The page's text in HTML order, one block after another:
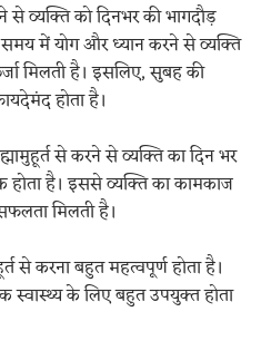
व्यक्ति को दिनभर की भागदौड़
में योग और ध्यान करने से व्यक्ति
मिलती है। इसलिए, सुबह की
होता है।
से करने से व्यक्ति का दिन भर
है। इससे व्यक्ति का कामकाज
मिलती है।
से करना बहुत महत्वपूर्ण होता है।
स्वास्थ्य के लिए बहुत उपयुक्त होता